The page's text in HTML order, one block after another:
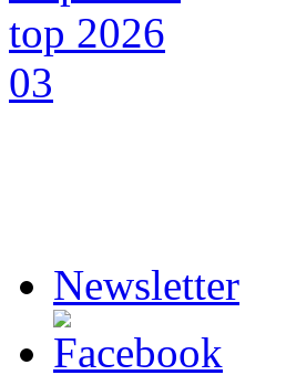
Newsletter